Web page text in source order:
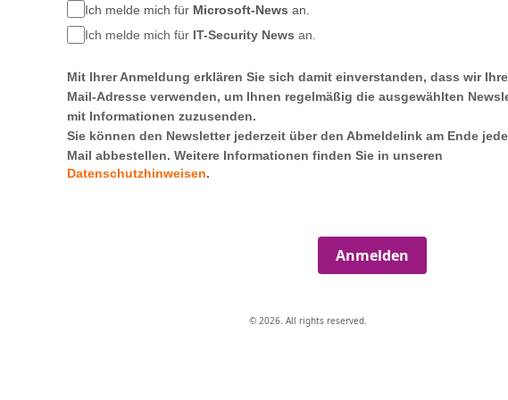
Ich melde mich für Microsoft-News an.
Ich melde mich für IT-Security News an.
Mit Ihrer Anmeldung erklären Sie sich damit einverstanden, dass wir
Mail-Adresse verwenden, um Ihnen regelmäßig die ausgewählten
mit Informationen zuzusenden.
Sie können den Newsletter jederzeit über den Abmeldelink am Ende
Mail abbestellen. Weitere Informationen finden Sie in unseren
Datenschutzhinweisen.
Anmelden
© 2026. All rights reserved.